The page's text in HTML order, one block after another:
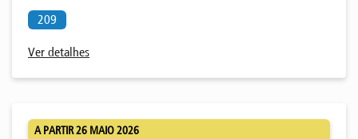
209
Ver detalhes
A PARTIR 26 MAIO 2026